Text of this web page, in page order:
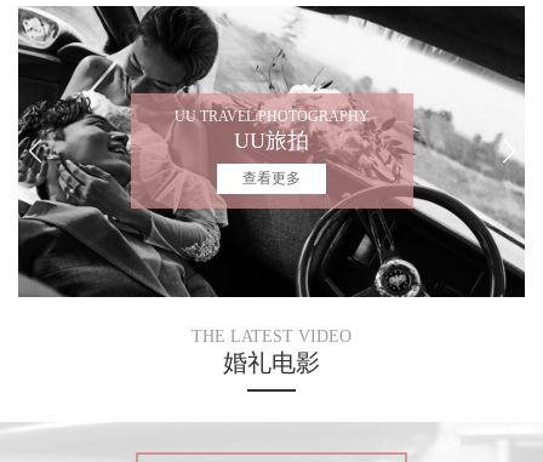
UU TRAVEL PHOTOGRAPHY
UU旅拍
查看更多
THE LATEST VIDEO
婚礼电影